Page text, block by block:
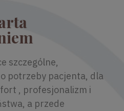
szczególne,
potrzeby pacjenta, dla
, profesjonalizm i
a przede